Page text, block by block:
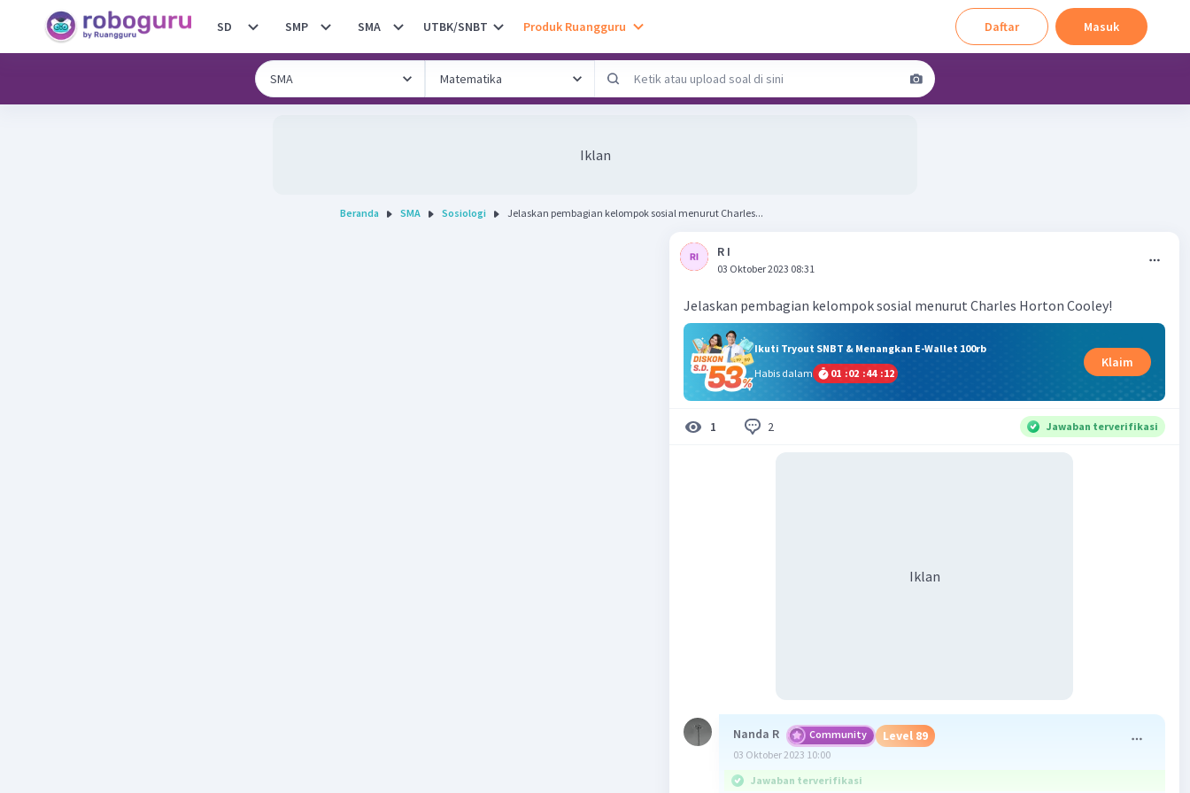
SD SMP SMA UTBK/SNBT Produk Ruangguru Daftar Masuk
Iklan
Beranda SMA Sosiologi Jelaskan pembagian kelompok sosial menurut Charles...
R I
03 Oktober 2023 08:31
Jelaskan pembagian kelompok sosial menurut Charles Horton Cooley!
Ikuti Tryout SNBT & Menangkan E-Wallet 100rb
Habis dalam
01 :02 :44 :11
Klaim
1 2 Jawaban terverifikasi
Iklan
Nanda R Community Level 89
03 Oktober 2023 10:00
Jawaban terverifikasi